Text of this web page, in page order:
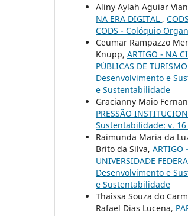
Aliny Aylah Aguiar
NA ERA DIGITAL ,
CODS - Colóquio
Ceumar Rampazzo
Knupp, ARTIGO - NA
PÚBLICAS DE
Desenvolvimento e
e Sustentabilidade
Gracianny Maio
PRESSÃO
Sustentabilidade: v.
Raimunda Maria da
Brito da Silva, ARTIGO
UNIVERSIDADE
Desenvolvimento e
e Sustentabilidade
Thaissa Souza do
Rafael Dias Lucena,